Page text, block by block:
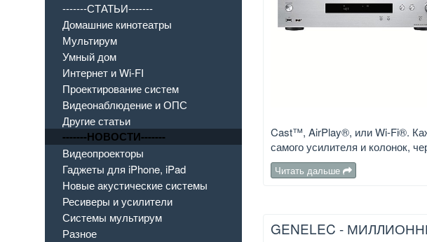
Cast™, AirPlay®, или Wi-Fi®.
самого усилителя и колонок,
Читать дальше
GENELEC -
-------СТАТЬИ-------
Домашние кинотеатры
Мультирум
Умный дом
Интернет и Wi-FI
Проектирование систем
Видеонаблюдение и ОПС
Другие статьи
-------НОВОСТИ-------
Видеопроекторы
Гаджеты для iPhone, iPad
Новые акустические системы
Ресиверы и усилители
Системы мультирум
Разное